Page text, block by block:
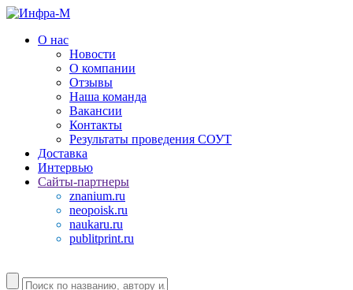
О нас
Новости
О компании
Отзывы
Наша команда
Вакансии
Контакты
Результаты проведения СОУТ
Доставка
Интервью
Сайты-партнеры
znanium.ru
neopoisk.ru
naukaru.ru
publitprint.ru